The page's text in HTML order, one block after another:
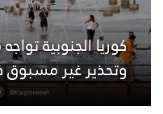
وتحذير غير